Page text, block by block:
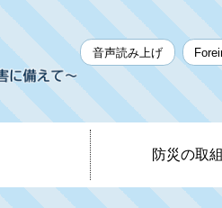
音声読み上げ
防災の取